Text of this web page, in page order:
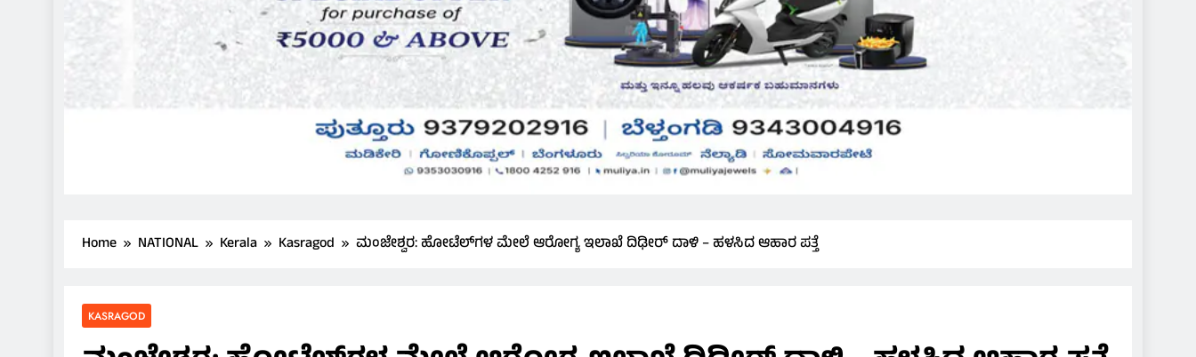
Home NATIONAL Kerala Kasragod ​ಮಂಜೇಶ್ವರ: ಹೋಟೆಲ್‌ಗಳ ಮೇಲೆ ಆರೋಗ್ಯ ಇಲಾಖೆ ದಿಢೀರ್ ದಾಳಿ – ಹಳಸಿದ ಆಹಾರ ಪತ್ತೆ
KASRAGOD